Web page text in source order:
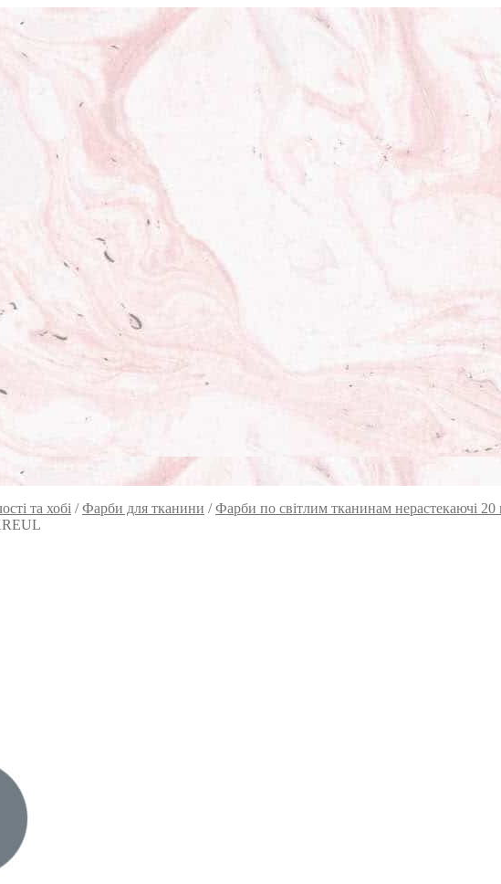
та хобі /Фарби для тканини /Фарби по світлим тканинам нерастекаючі